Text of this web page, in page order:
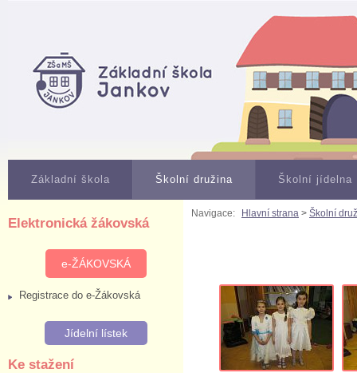
Základní škola Školní družina Školní jídelna
Elektronická žákovská
e-ŽÁKOVSKÁ
Registrace do e-Žákovská
Jídelní lístek
Ke stažení
Navigace: Hlavní strana > Školní